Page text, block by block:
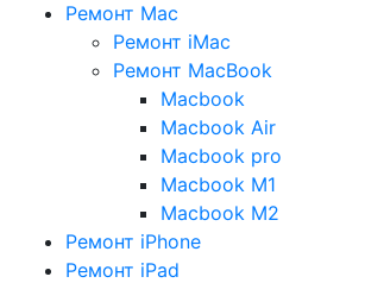
Ремонт Mac
Ремонт iMac
Ремонт MacBook
Macbook
Macbook Air
Macbook pro
Macbook M1
Macbook M2
Ремонт iPhone
Ремонт iPad